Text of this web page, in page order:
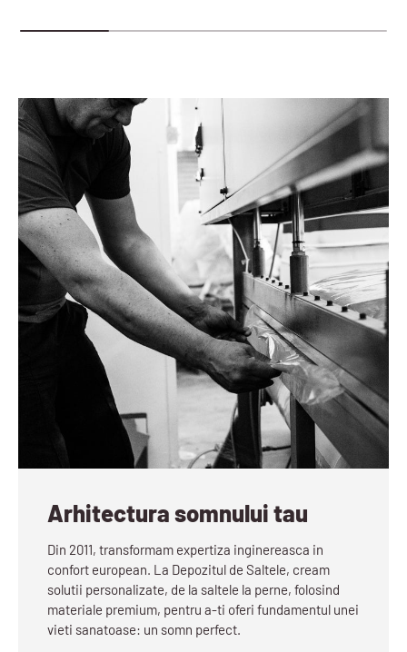
Arhitectura somnului tau
Din 2011, transformam expertiza inginereasca in
confort european. La Depozitul de Saltele, cream
solutii personalizate, de la saltele la perne, folosind
materiale premium, pentru a-ti oferi fundamentul unei
vieti sanatoase: un somn perfect.